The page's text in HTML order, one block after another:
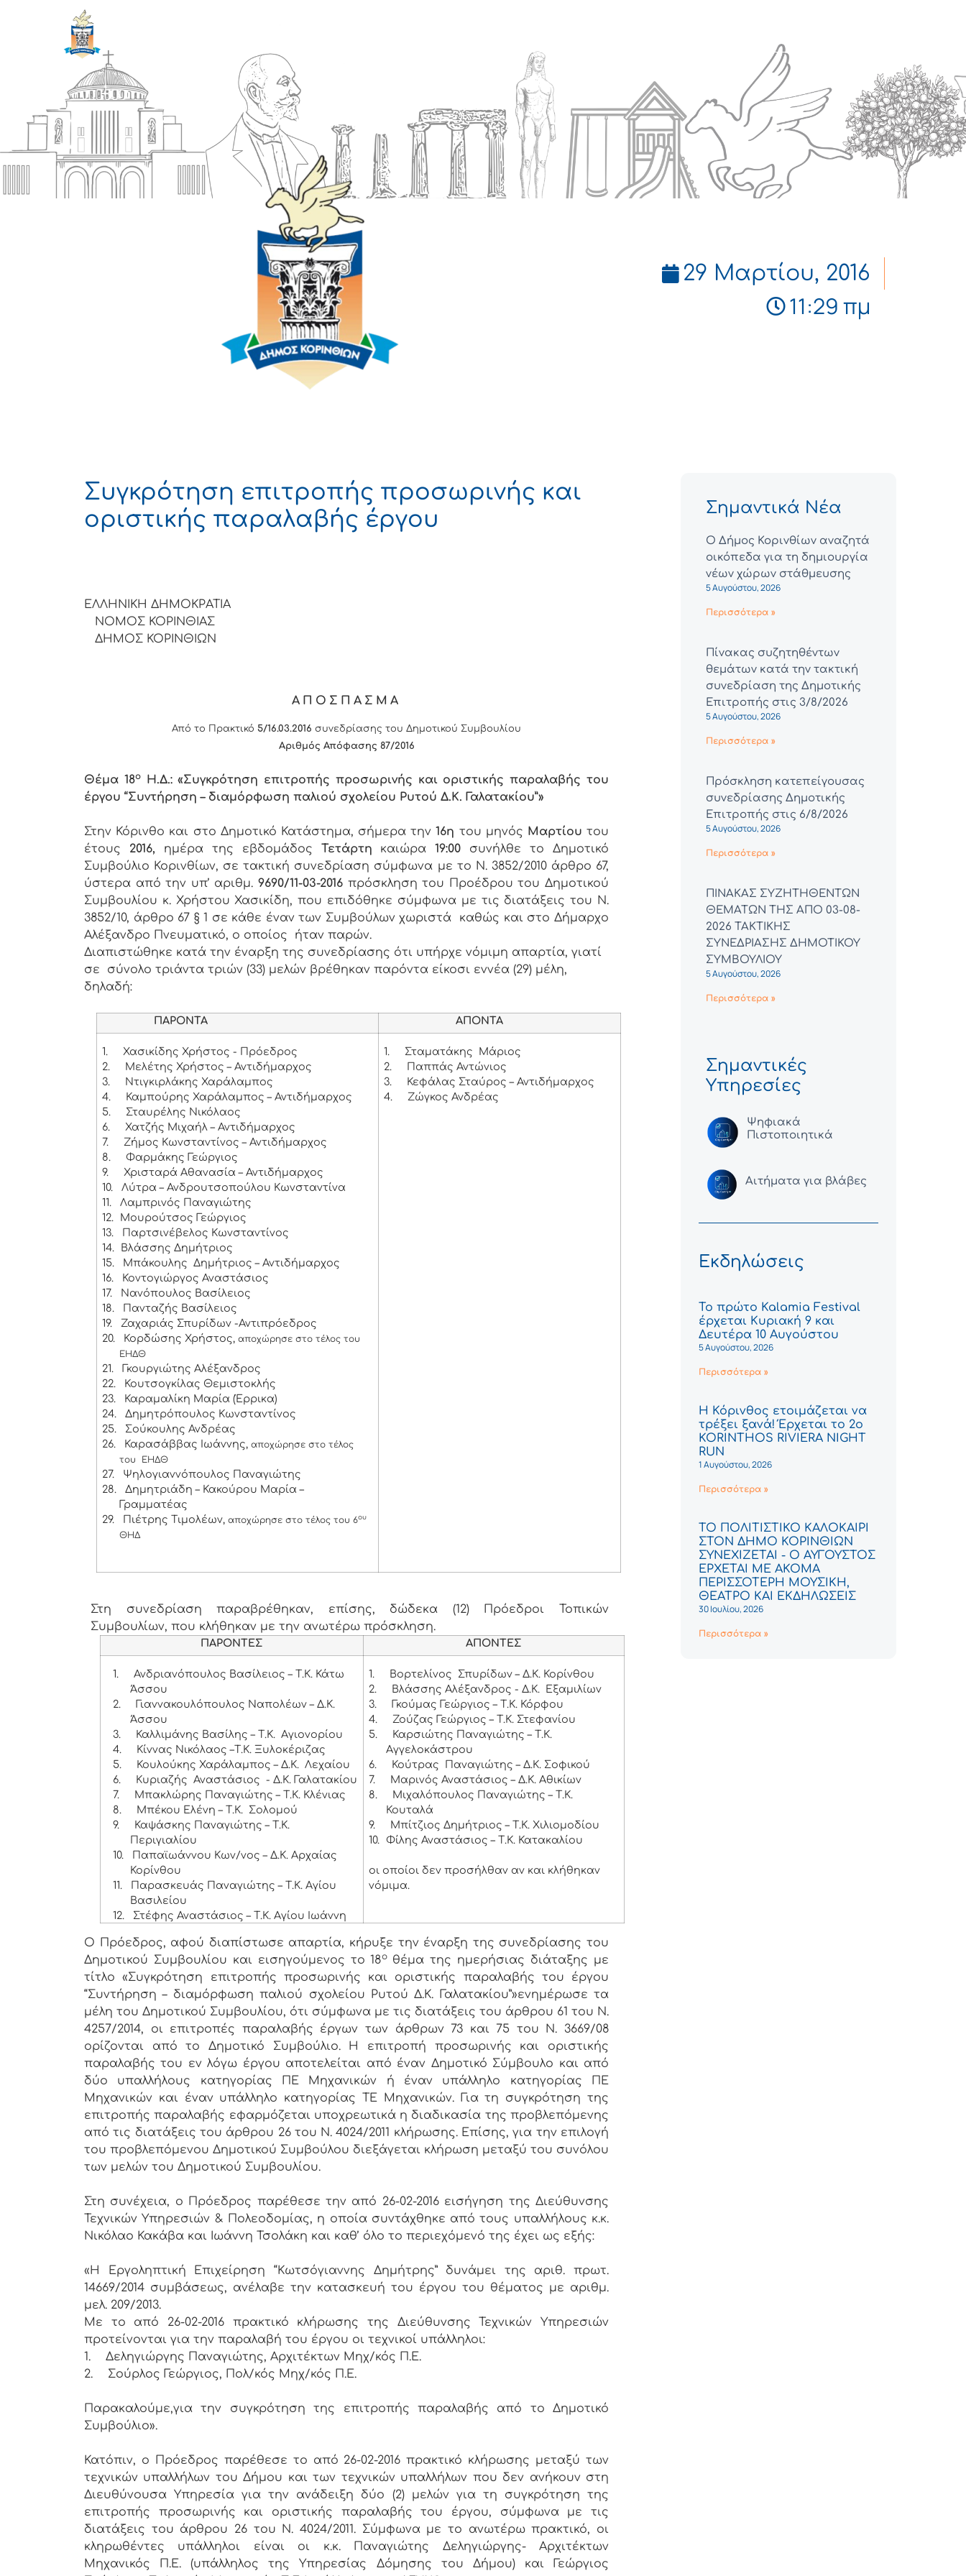
29 Μαρτίου, 2016
11:29 πμ
Συγκρότηση επιτροπής προσωρινής και
οριστικής παραλαβής έργου
ΕΛΛΗΝΙΚΗ ΔΗΜΟΚΡΑΤΙΑ
ΝΟΜΟΣ ΚΟΡΙΝΘΙΑΣ
ΔΗΜΟΣ ΚΟΡΙΝΘΙΩΝ
ΑΠΟΣΠΑΣΜΑ
Από το Πρακτικό 5/16.03.2016 συνεδρίασης του Δημοτικού Συμβουλίου
Αριθμός Απόφασης 87/2016
Θέμα 18οΗ.Δ.: «Συγκρότηση επιτροπής προσωρινής και οριστικής παραλαβής του
έργου “Συντήρηση – διαμόρφωση παλιού σχολείου Ρυτού Δ.Κ. Γαλατακίου”»
Στην Κόρινθο και στο Δημοτικό Κατάστημα, σήμερα την16η του μηνός Μαρτίου του
έτους 2016, ημέρα της εβδομάδος Τετάρτη καιώρα19:00 συνήλθε το Δημοτικό
Συμβούλιο Κορινθίων, σε τακτική συνεδρίαση σύμφωνα με το Ν. 3852/2010 άρθρο 67,
ύστερα από την υπ’ αριθμ. 9690/11-03-2016 πρόσκληση του Προέδρου του Δημοτικού
Συμβουλίου κ. Χρήστου Χασικίδη, που επιδόθηκε σύμφωνα με τις διατάξεις του Ν.
3852/10, άρθρο 67 § 1 σε κάθε έναν των Συμβούλων χωριστά καθώς και στο Δήμαρχο
Αλέξανδρο Πνευματικό, ο οποίος ήταν παρών.
Διαπιστώθηκε κατά την έναρξη της συνεδρίασης ότι υπήρχε νόμιμη απαρτία, γιατί
σε σύνολο τριάντα τριών (33) μελών βρέθηκαν παρόντα είκοσι εννέα (29) μέλη,
δηλαδή:
ΠΑΡΟΝΤΑ ΑΠΟΝΤΑ
1.
Χασικίδης Χρήστος - Πρόεδρος
2.
Μελέτης Χρήστος – Αντιδήμαρχος
3.
Ντιγκιρλάκης Χαράλαμπος
4.
Καμπούρης Χαράλαμπος – Αντιδήμαρχος
5.
Σταυρέλης Νικόλαος
6.
Χατζής Μιχαήλ – Αντιδήμαρχος
7.
Ζήμος Κωνσταντίνος – Αντιδήμαρχος
8.
Φαρμάκης Γεώργιος
9.
Χρισταρά Αθανασία – Αντιδήμαρχος
10.
Λύτρα – Ανδρουτσοπούλου Κωνσταντίνα
11.
Λαμπρινός Παναγιώτης
12.
Μουρούτσος Γεώργιος
13.
Παρτσινέβελος Κωνσταντίνος
14.
Βλάσσης Δημήτριος
15.
Μπάκουλης Δημήτριος – Αντιδήμαρχος
16.
Κοντογιώργος Αναστάσιος
17.
Νανόπουλος Βασίλειος
18.
Πανταζής Βασίλειος
19.
Ζαχαριάς Σπυρίδων -Αντιπρόεδρος
20.
Κορδώσης Χρήστος, αποχώρησε στο τέλος του
ΕΗΔΘ
21.
Γκουργιώτης Αλέξανδρος
22.
Κουτσογκίλας Θεμιστοκλής
23.
Καραμαλίκη Μαρία (Έρρικα)
24.
Δημητρόπουλος Κωνσταντίνος
25.
Σούκουλης Ανδρέας
26.
Καρασάββας Ιωάννης, αποχώρησε στο τέλος
του ΕΗΔΘ
27.
Ψηλογιαννόπουλος Παναγιώτης
28.
Δημητριάδη – Κακούρου Μαρία –
Γραμματέας
29.
Πιέτρης Τιμολέων, αποχώρησε στο τέλος του 6ου
ΘΗΔ
1.
Σταματάκης Μάριος
2.
Παππάς Αντώνιος
3.
Κεφάλας Σταύρος – Αντιδήμαρχος
4.
Ζώγκος Ανδρέας
Στη συνεδρίαση παραβρέθηκαν, επίσης, δώδεκα (12) Πρόεδροι Τοπικών
Συμβουλίων, που κλήθηκαν με την ανωτέρω πρόσκληση.
ΠΑΡΟΝΤΕΣ ΑΠΟΝΤΕΣ
1.
Ανδριανόπουλος Βασίλειος – Τ.Κ. Κάτω
Άσσου
2.
Γιαννακουλόπουλος Ναπολέων – Δ.Κ.
Άσσου
3.
Καλλιμάνης Βασίλης – Τ.Κ. Αγιονορίου
4.
Κίννας Νικόλαος –Τ.Κ. Ξυλοκέριζας
5.
Κουλούκης Χαράλαμπος – Δ.Κ. Λεχαίου
6.
Κυριαζής Αναστάσιος - Δ.Κ. Γαλατακίου
7.
Μπακλώρης Παναγιώτης – Τ.Κ. Κλένιας
8.
Μπέκου Ελένη – Τ.Κ. Σολομού
9.
Καψάσκης Παναγιώτης – Τ.Κ.
Περιγιαλίου
10.
Παπαϊωάννου Κων/νος – Δ.Κ. Αρχαίας
Κορίνθου
11.
Παρασκευάς Παναγιώτης – Τ.Κ. Αγίου
Βασιλείου
12.
Στέφης Αναστάσιος – Τ.Κ. Αγίου Ιωάννη
1.
Βορτελίνος Σπυρίδων – Δ.Κ. Κορίνθου
2.
Βλάσσης Αλέξανδρος - Δ.Κ. Εξαμιλίων
3.
Γκούμας Γεώργιος – Τ.Κ. Κόρφου
4.
Ζούζας Γεώργιος – Τ.Κ. Στεφανίου
5.
Καρσιώτης Παναγιώτης – Τ.Κ.
Αγγελοκάστρου
6.
Κούτρας Παναγιώτης – Δ.Κ. Σοφικού
7.
Μαρινός Αναστάσιος – Δ.Κ. Αθικίων
8.
Μιχαλόπουλος Παναγιώτης – Τ.Κ.
Κουταλά
9.
Μπίτζιος Δημήτριος – Τ.Κ. Χιλιομοδίου
10.
Φίλης Αναστάσιος – Τ.Κ. Κατακαλίου
οι οποίοι δεν προσήλθαν αν και κλήθηκαν
νόμιμα.
Ο Πρόεδρος, αφού διαπίστωσε απαρτία, κήρυξε την έναρξη της συνεδρίασης του
Δημοτικού Συμβουλίου και εισηγούμενος το 18οθέμα της ημερήσιας διάταξης με
τίτλο «Συγκρότηση επιτροπής προσωρινής και οριστικής παραλαβής του έργου
“Συντήρηση – διαμόρφωση παλιού σχολείου Ρυτού Δ.Κ. Γαλατακίου”»ενημέρωσε τα
μέλη του Δημοτικού Συμβουλίου, ότι σύμφωνα με τις διατάξεις του άρθρου 61 του Ν.
4257/2014, οι επιτροπές παραλαβής έργων των άρθρων 73 και 75 του Ν. 3669/08
ορίζονται από το Δημοτικό Συμβούλιο. Η επιτροπή προσωρινής και οριστικής
παραλαβής του εν λόγω έργου αποτελείται από έναν Δημοτικό Σύμβουλο και από
δύο υπαλλήλους κατηγορίας ΠΕ Μηχανικών ή έναν υπάλληλο κατηγορίας ΠΕ
Μηχανικών και έναν υπάλληλο κατηγορίας ΤΕ Μηχανικών. Για τη συγκρότηση της
επιτροπής παραλαβής εφαρμόζεται υποχρεωτικά η διαδικασία της προβλεπόμενης
από τις διατάξεις του άρθρου 26 του Ν. 4024/2011 κλήρωσης. Επίσης, για την επιλογή
του προβλεπόμενου Δημοτικού Συμβούλου διεξάγεται κλήρωση μεταξύ του συνόλου
των μελών του Δημοτικού Συμβουλίου.
Στη συνέχεια, ο Πρόεδρος παρέθεσε την από 26-02-2016 εισήγηση της Διεύθυνσης
Τεχνικών Υπηρεσιών & Πολεοδομίας, η οποία συντάχθηκε από τους υπαλλήλους κ.κ.
Νικόλαο Κακάβα και Ιωάννη Τσολάκη και καθ’ όλο το περιεχόμενό της έχει ως εξής:
«Η Εργοληπτική Επιχείρηση “Κωτσόγιαννης Δημήτρης” δυνάμει της αριθ. πρωτ.
14669/2014 συμβάσεως, ανέλαβε την κατασκευή του έργου του θέματος με αριθμ.
μελ. 209/2013.
Με το από 26-02-2016 πρακτικό κλήρωσης της Διεύθυνσης Τεχνικών Υπηρεσιών
προτείνονται για την παραλαβή του έργου οι τεχνικοί υπάλληλοι:
1.
Δεληγιώργης Παναγιώτης, Αρχιτέκτων Μηχ/κός Π.Ε.
2.
Σούρλος Γεώργιος, Πολ/κός Μηχ/κός Π.Ε.
Παρακαλούμε,για την συγκρότηση της επιτροπής παραλαβής από το Δημοτικό
Συμβούλιο».
Κατόπιν, ο Πρόεδρος παρέθεσε το από 26-02-2016 πρακτικό κλήρωσης μεταξύ των
τεχνικών υπαλλήλων του Δήμου και των τεχνικών υπαλλήλων που δεν ανήκουν στη
Διευθύνουσα Υπηρεσία για την ανάδειξη δύο (2) μελών για τη συγκρότηση της
επιτροπής προσωρινής και οριστικής παραλαβής του έργου, σύμφωνα με τις
διατάξεις του άρθρου 26 του Ν. 4024/2011. Σύμφωνα με το ανωτέρω πρακτικό, οι
κληρωθέντες υπάλληλοι είναι οι κ.κ. Παναγιώτης Δεληγιώργης- Αρχιτέκτων
Μηχανικός Π.Ε. (υπάλληλος της Υπηρεσίας Δόμησης του Δήμου) και Γεώργιος
Σημαντικά Νέα
Ο Δήμος Κορινθίων αναζητά
οικόπεδα για τη δημιουργία
νέων χώρων στάθμευσης
5 Αυγούστου, 2026
Περισσότερα »
Πίνακας συζητηθέντων
θεμάτων κατά την τακτική
συνεδρίαση της Δημοτικής
Επιτροπής στις 3/8/2026
5 Αυγούστου, 2026
Περισσότερα »
Πρόσκληση κατεπείγουσας
συνεδρίασης Δημοτικής
Επιτροπής στις 6/8/2026
5 Αυγούστου, 2026
Περισσότερα »
ΠΙΝΑΚΑΣ ΣΥΖΗΤΗΘΕΝΤΩΝ
ΘΕΜΑΤΩΝ ΤΗΣ ΑΠΟ 03-08-
2026 ΤΑΚΤΙΚΗΣ
ΣΥΝΕΔΡΙΑΣΗΣ ΔΗΜΟΤΙΚΟΥ
ΣΥΜΒΟΥΛΙΟΥ
5 Αυγούστου, 2026
Περισσότερα »
Σημαντικές
Υπηρεσίες
Ψηφιακά
Πιστοποιητικά
Αιτήματα για βλάβες
Εκδηλώσεις
Το πρώτο Kalamia Festival
έρχεται Κυριακή 9 και
Δευτέρα 10 Αυγούστου
5 Αυγούστου, 2026
Περισσότερα »
Η Κόρινθος ετοιμάζεται να
τρέξει ξανά! Έρχεται το 2ο
KORINTHOS RIVIERA NIGHT
RUN
1 Αυγούστου, 2026
Περισσότερα »
ΤΟ ΠΟΛΙΤΙΣΤΙΚΟ ΚΑΛΟΚΑΙΡΙ
ΣΤΟΝ ΔΗΜΟ ΚΟΡΙΝΘΙΩΝ
ΣΥΝΕΧΙΖΕΤΑΙ - Ο ΑΥΓΟΥΣΤΟΣ
ΕΡΧΕΤΑΙ ΜΕ ΑΚΟΜΑ
ΠΕΡΙΣΣΟΤΕΡΗ ΜΟΥΣΙΚΗ,
ΘΕΑΤΡΟ ΚΑΙ ΕΚΔΗΛΩΣΕΙΣ
30 Ιουλίου, 2026
Περισσότερα »